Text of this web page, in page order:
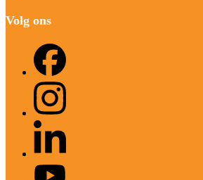
Volg ons
Instagram